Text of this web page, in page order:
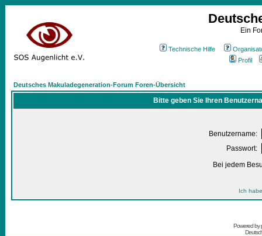
Ein
Technische Hilfe
Profil
Deutsches Makuladegeneration-Forum Foren-Übersicht
Bitte geben Sie Ihren
Benutzername:
Passwort:
Bei jedem
Ich
Powered by